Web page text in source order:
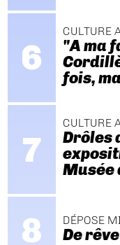
CULTURE
"A ma
fois,
CULTURE
Drôles
Musée
DÉPOSE
De